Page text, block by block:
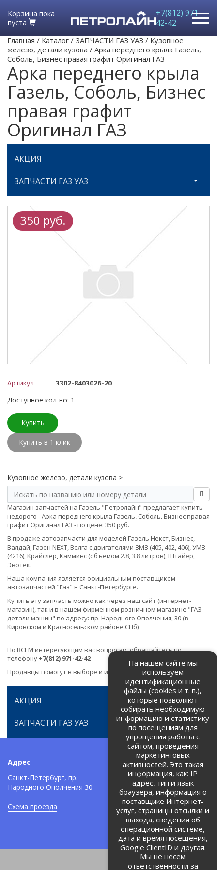
Корзина пока
пуста
+7(812) 971-
42-42
Главная / Каталог / ЗАПЧАСТИ ГАЗ УАЗ / Кузовное
железо, детали кузова / Арка переднего крыла Газель,
Соболь, Бизнес правая графит Оригинал ГАЗ
Арка переднего крыла
Газель, Соболь, Бизнес
правая графит
Оригинал ГАЗ
АКЦИЯ
ЗАПЧАСТИ ГАЗ УАЗ
350 руб.
Артикул
3302-8403026-20
Доступное кол-во: 1
Купить
Купить в 1 клик
Кузовное железо, детали кузова >
Магазин запчастей на Газель "Петролайн" предлагает купить
недорого - Арка переднего крыла Газель, Соболь, Бизнес правая
графит Оригинал ГАЗ - по цене: 350 руб.
В продаже автозапчасти для моделей Газель Некст, Бизнес,
Валдай, Газон NEXT, Волга с двигателями ЗМЗ (405, 402, 406), УМЗ
(4216), Крайслер, Камминс (объемом 2.8, 3.8 литров), Штайер,
Эвотек.
Наша компания является официальным поставщиком
автозапчастей "Газ" в Санкт-Петербурге.
Купить эту запчасть можно как через наш сайт (интернет-
магазин), так и в нашем фирменном розничном магазине "ГАЗ
детали машин" по адресу: пр. Народного Ополчения, 30 (в
Кировском и Красносельском районе СПб).
По ВСЕМ интересующим вас вопросам, обращайтесь по
телефону +7(812) 971-42-42
Продавцы помогут в выборе и идентификации товара.
АКЦИЯ
ЗАПЧАСТИ ГАЗ УАЗ
Адрес
Санкт-Петербург, пр.
Народного Ополчения 30
Схема проезда
Телефоны:
+7 (812) 971-42-42
Политика об обработке и
защите персональных данных
Соглашение на обработку
персональных данных
На нашем сайте мы
используем
идентификационные
файлы (cookies и т. п.),
которые позволяют
собирать необходимую
информацию и статистику
по посещениям для
упрощения работы с
сайтом, проведения
маркетинговых
активностей. Это такая
информация, как: IP
адрес, тип и язык
браузера, информация о
поставщике Интернет-
услуг, страницы отсылки и
выхода, сведения об
операционной системе,
дата и время посещения,
Google ClientID и другая.
Мы не несем
ответственности за